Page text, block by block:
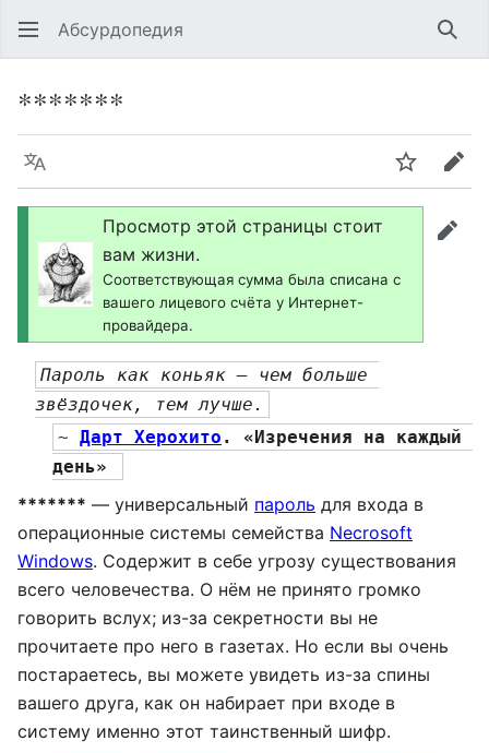
Абсурдопедия
*******
Язык
Просмотр этой страницы стоит
вам жизни.
Соответствующая сумма была списана с
вашего лицевого счёта у Интернет-
провайдера.
Пароль как коньяк — чем больше
звёздочек, тем лучше.
~ Дарт Херохито . «Изречения на каждый
день»
******* — универсальный пароль для входа в
операционные системы семейства Necrosoft
Windows. Содержит в себе угрозу существования
всего человечества. О нём не принято громко
говорить вслух; из-за секретности вы не
прочитаете про него в газетах. Но если вы очень
постараетесь, вы можете увидеть из-за спины
вашего друга, как он набирает при входе в
систему именно этот таинственный шифр.